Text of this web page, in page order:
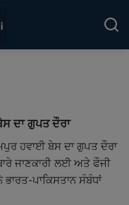
ਦਾ ਗੁਪਤ ਦੌਰਾ
ਹਵਾਈ ਬੇਸ ਦਾ ਗੁਪਤ ਦੌਰਾ
ਜਾਣਕਾਰੀ ਲਈ ਅਤੇ ਫੌਜੀ
ਪਾਕਿਸਤਾਨ ਸੰਬੰਧਾਂ